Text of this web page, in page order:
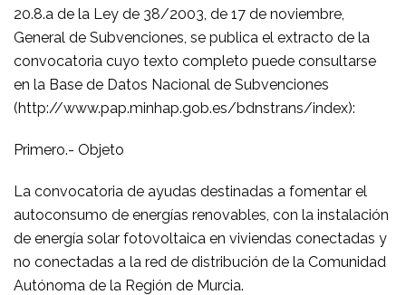
20.8.a de la Ley de 38/2003, de 17 de noviembre,
General de Subvenciones, se publica el extracto de la
convocatoria cuyo texto completo puede consultarse
en la Base de Datos Nacional de Subvenciones
(http://www.pap.minhap.gob.es/bdnstrans/index):
Primero.- Objeto
La convocatoria de ayudas destinadas a fomentar el
autoconsumo de energías renovables, con la instalación
de energía solar fotovoltaica en viviendas conectadas y
no conectadas a la red de distribución de la Comunidad
Autónoma de la Región de Murcia.